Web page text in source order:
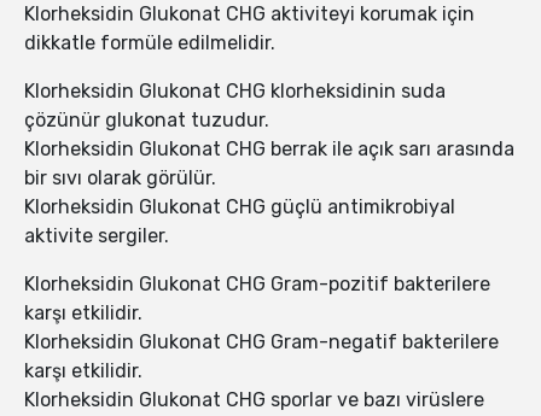
Klorheksidin Glukonat CHG aktiviteyi korumak için
dikkatle formüle edilmelidir.
Klorheksidin Glukonat CHG klorheksidinin suda
çözünür glukonat tuzudur.
Klorheksidin Glukonat CHG berrak ile açık sarı arasında
bir sıvı olarak görülür.
Klorheksidin Glukonat CHG güçlü antimikrobiyal
aktivite sergiler.
Klorheksidin Glukonat CHG Gram-pozitif bakterilere
karşı etkilidir.
Klorheksidin Glukonat CHG Gram-negatif bakterilere
karşı etkilidir.
Klorheksidin Glukonat CHG sporlar ve bazı virüslere